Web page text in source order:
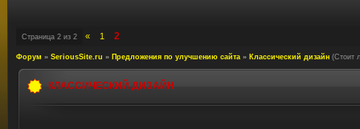
Страница 2 из 2 « 1 2
Форум » SeriousSite.ru » Предложения по улучшению сайта » Классический дизайн (Стоит
КЛАССИЧЕСКИЙ ДИЗАЙН